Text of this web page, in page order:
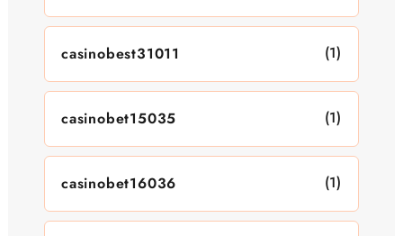
casinobest31011 (1)
casinobet15035 (1)
casinobet16036 (1)